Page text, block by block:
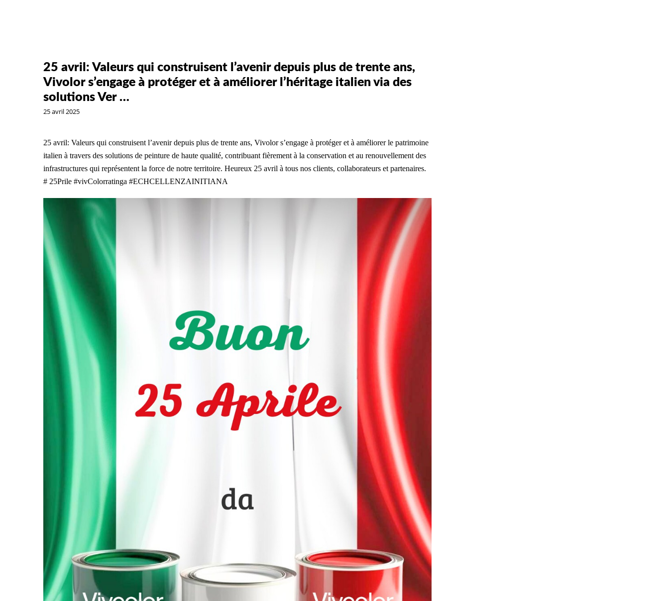
25 avril: Valeurs qui construisent l’avenir depuis plus de trente ans,
Vivolor s’engage à protéger et à améliorer l’héritage italien via des
solutions Ver …
25 avril 2025
25 avril: Valeurs qui construisent l’avenir depuis plus de trente ans, Vivolor s’engage à protéger et à améliorer le patrimoine
italien à travers des solutions de peinture de haute qualité, contribuant fièrement à la conservation et au renouvellement des
infrastructures qui représentent la force de notre territoire. Heureux 25 avril à tous nos clients, collaborateurs et partenaires.
# 25Prile #vivColorratinga #ECHCELLENZAINITIANA